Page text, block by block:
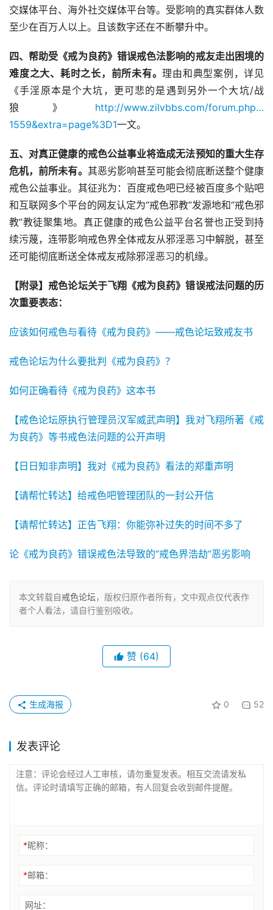
交媒体平台、海外社交媒体平台等。受影响的真实群体人数
至少在百万人以上。且该数字还在不断攀升中。
四、帮助受《戒为良药》错误戒色法影响的戒友走出困境的
难度之大、耗时之长，前所未有。理由和典型案例，详见
《手淫原本是个大坑，更可悲的是遇到另外一个大坑/战
狼》 http://www.zilvbbs.com/forum.php…
1559&extra=page%3D1一文。
五、对真正健康的戒色公益事业将造成无法预知的重大生存
危机，前所未有。 其恶劣影响甚至可能会彻底断送整个健康
戒色公益事业。其征兆为：百度戒色吧已经被百度多个贴吧
和互联网多个平台的网友认定为“戒色邪教”发源地和“戒色邪
教”教徒聚集地。真正健康的戒色公益平台名誉也正受到持
续污蔑，连带影响戒色界全体戒友从邪淫恶习中解脱，甚至
还可能彻底断送全体戒友戒除邪淫恶习的机缘。
【附录】戒色论坛关于飞翔《戒为良药》错误戒法问题的历
次重要表态：
应该如何戒色与看待《戒为良药》——戒色论坛致戒友书
戒色论坛为什么要批判《戒为良药》？
如何正确看待《戒为良药》这本书
【戒色论坛原执行管理员汉军威武声明】我对飞翔所著《戒
为良药》等书戒色法问题的公开声明
【日日知非声明】我对《戒为良药》看法的郑重声明
【请帮忙转达】给戒色吧管理团队的一封公开信
【请帮忙转达】正告飞翔：你能弥补过失的时间不多了
论《戒为良药》错误戒色法导致的“戒色界浩劫”恶劣影响
本文转载自戒色论坛，版权归原作者所有，文中观点仅代表作
者个人看法，请自行鉴别吸收。
赞 (64)
0 52
生成海报
发表评论
*昵称：
*邮箱：
网址：